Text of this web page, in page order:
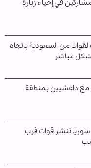
في إحياء زيارة
من السعودية باتجاه
مباشر
مع داعشيين بمنطقة
تنشر قوات قرب